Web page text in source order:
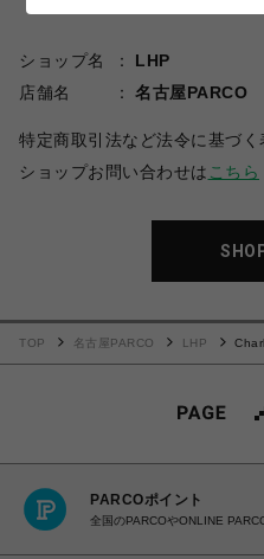
ショップ名
LHP
店舗名
名古屋PARCO
特定商取引法など法令に基づく
ショップお問い合わせは こちら
TOP 名古屋PARCO LHP
PARCOポイント
全国のPARCOやONLINE